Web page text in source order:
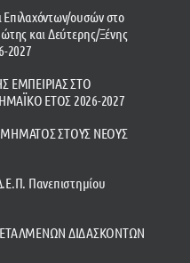
ουσών στο
και Δεύτερης/Ξένης
2027
ΕΜΠΕΙΡΙΑΣ ΣΤΟ
ΕΤΟΣ 2026-2027
ΣΤΟΥΣ ΝΕΟΥΣ
Πανεπιστημίου
ΔΙΔΑΣΚΟΝΤΩΝ